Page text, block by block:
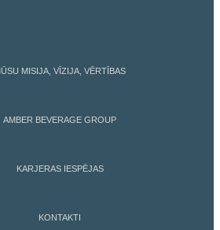
MISIJA, VĪZIJA, VĒRTĪBAS
AMBER BEVERAGE GROUP
KARJERAS IESPĒJAS
KONTAKTI